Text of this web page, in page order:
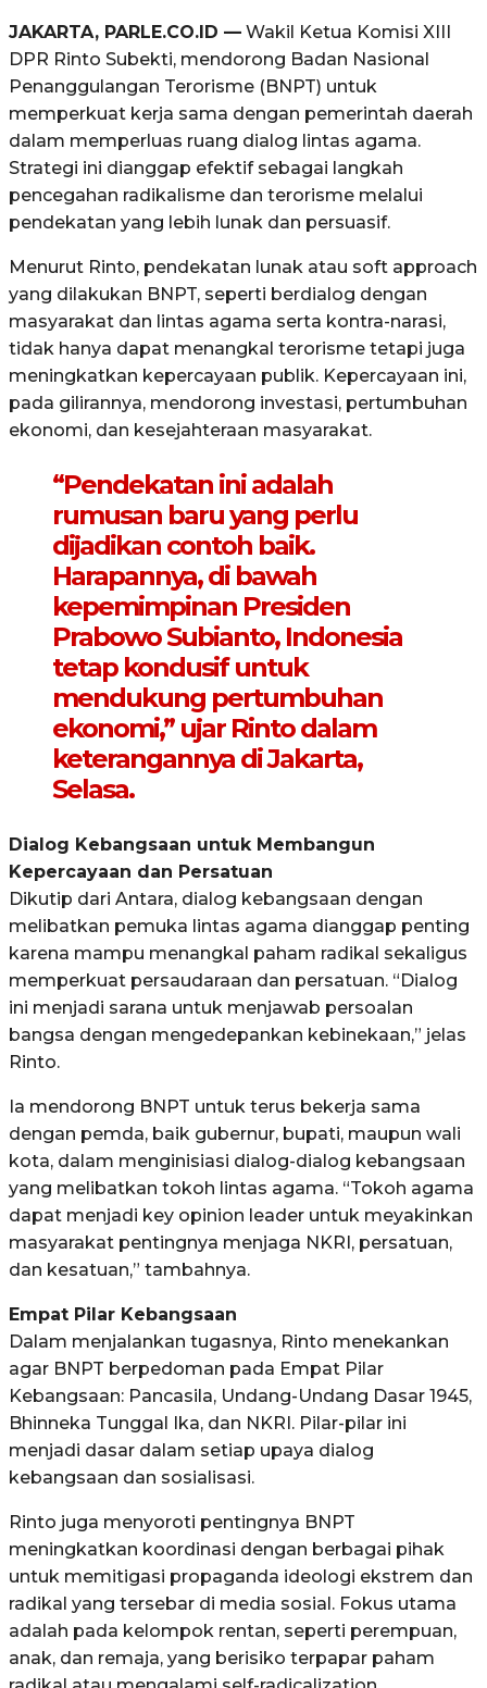
JAKARTA, PARLE.CO.ID — Wakil Ketua Komisi XIII
DPR Rinto Subekti, mendorong Badan Nasional
Penanggulangan Terorisme (BNPT) untuk
memperkuat kerja sama dengan pemerintah daerah
dalam memperluas ruang dialog lintas agama.
Strategi ini dianggap efektif sebagai langkah
pencegahan radikalisme dan terorisme melalui
pendekatan yang lebih lunak dan persuasif.
Menurut Rinto, pendekatan lunak atau soft approach
yang dilakukan BNPT, seperti berdialog dengan
masyarakat dan lintas agama serta kontra-narasi,
tidak hanya dapat menangkal terorisme tetapi juga
meningkatkan kepercayaan publik. Kepercayaan ini,
pada gilirannya, mendorong investasi, pertumbuhan
ekonomi, dan kesejahteraan masyarakat.
“Pendekatan ini adalah
rumusan baru yang perlu
dijadikan contoh baik.
Harapannya, di bawah
kepemimpinan Presiden
Prabowo Subianto, Indonesia
tetap kondusif untuk
mendukung pertumbuhan
ekonomi,” ujar Rinto dalam
keterangannya di Jakarta,
Selasa.
Dialog Kebangsaan untuk Membangun
Kepercayaan dan Persatuan
Dikutip dari Antara, dialog kebangsaan dengan
melibatkan pemuka lintas agama dianggap penting
karena mampu menangkal paham radikal sekaligus
memperkuat persaudaraan dan persatuan. “Dialog
ini menjadi sarana untuk menjawab persoalan
bangsa dengan mengedepankan kebinekaan,” jelas
Rinto.
Ia mendorong BNPT untuk terus bekerja sama
dengan pemda, baik gubernur, bupati, maupun wali
kota, dalam menginisiasi dialog-dialog kebangsaan
yang melibatkan tokoh lintas agama. “Tokoh agama
dapat menjadi key opinion leader untuk meyakinkan
masyarakat pentingnya menjaga NKRI, persatuan,
dan kesatuan,” tambahnya.
Empat Pilar Kebangsaan
Dalam menjalankan tugasnya, Rinto menekankan
agar BNPT berpedoman pada Empat Pilar
Kebangsaan: Pancasila, Undang-Undang Dasar 1945,
Bhinneka Tunggal Ika, dan NKRI. Pilar-pilar ini
menjadi dasar dalam setiap upaya dialog
kebangsaan dan sosialisasi.
Rinto juga menyoroti pentingnya BNPT
meningkatkan koordinasi dengan berbagai pihak
untuk memitigasi propaganda ideologi ekstrem dan
radikal yang tersebar di media sosial. Fokus utama
adalah pada kelompok rentan, seperti perempuan,
anak, dan remaja, yang berisiko terpapar paham